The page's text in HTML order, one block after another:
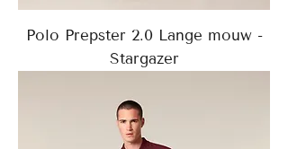
Polo Prepster 2.0 Lange mouw -
Stargazer